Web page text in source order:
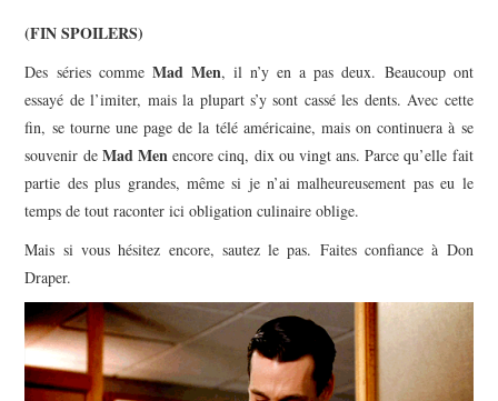
(FIN SPOILERS)
Des séries comme Mad Men, il n’y en a pas deux. Beaucoup ont
essayé de l’imiter, mais la plupart s’y sont cassé les dents. Avec cette
fin, se tourne une page de la télé américaine, mais on continuera à se
souvenir de Mad Menencore cinq, dix ou vingt ans. Parce qu’elle fait
partie des plus grandes, même si je n’ai malheureusement pas eu le
temps de tout raconter ici obligation culinaire oblige.
Mais si vous hésitez encore, sautez le pas. Faites confiance à Don
Draper.